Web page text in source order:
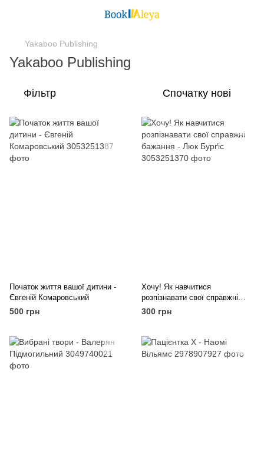
Yakaboo Publishing
Yakaboo Publishing
Фільтр Спочатку нові
Початок життя вашої дитини -
Євгеній Комаровський
500 грн
Хочу! Як навчитися
розпізнавати свої справжні
бажання - Люк Бурґіс
300 грн